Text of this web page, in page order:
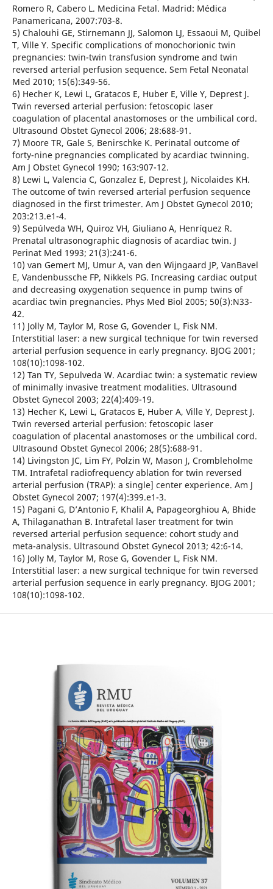
Romero R, Cabero L. Medicina Fetal. Madrid: Médica
Panamericana, 2007:703-8.
5) Chalouhi GE, Stirnemann JJ, Salomon LJ, Essaoui M, Quibel
T, Ville Y. Specific complications of monochorionic twin
pregnancies: twin-twin transfusion syndrome and twin
reversed arterial perfusion sequence. Sem Fetal Neonatal
Med 2010; 15(6):349-56.
6) Hecher K, Lewi L, Gratacos E, Huber E, Ville Y, Deprest J.
Twin reversed arterial perfusion: fetoscopic laser
coagulation of placental anastomoses or the umbilical cord.
Ultrasound Obstet Gynecol 2006; 28:688-91.
7) Moore TR, Gale S, Benirschke K. Perinatal outcome of
forty-nine pregnancies complicated by acardiac twinning.
Am J Obstet Gynecol 1990; 163:907-12.
8) Lewi L, Valencia C, Gonzalez E, Deprest J, Nicolaides KH.
The outcome of twin reversed arterial perfusion sequence
diagnosed in the first trimester. Am J Obstet Gynecol 2010;
203:213.e1-4.
9) Sepúlveda WH, Quiroz VH, Giuliano A, Henríquez R.
Prenatal ultrasonographic diagnosis of acardiac twin. J
Perinat Med 1993; 21(3):241-6.
10) van Gemert MJ, Umur A, van den Wijngaard JP, VanBavel
E, Vandenbussche FP, Nikkels PG. Increasing cardiac output
and decreasing oxygenation sequence in pump twins of
acardiac twin pregnancies. Phys Med Biol 2005; 50(3):N33-
42.
11) Jolly M, Taylor M, Rose G, Govender L, Fisk NM.
Interstitial laser: a new surgical technique for twin reversed
arterial perfusion sequence in early pregnancy. BJOG 2001;
108(10):1098-102.
12) Tan TY, Sepulveda W. Acardiac twin: a systematic review
of minimally invasive treatment modalities. Ultrasound
Obstet Gynecol 2003; 22(4):409-19.
13) Hecher K, Lewi L, Gratacos E, Huber A, Ville Y, Deprest J.
Twin reversed arterial perfusion: fetoscopic laser
coagulation of placental anastomoses or the umbilical cord.
Ultrasound Obstet Gynecol 2006; 28(5):688-91.
14) Livingston JC, Lim FY, Polzin W, Mason J, Crombleholme
TM. Intrafetal radiofrequency ablation for twin reversed
arterial perfusion (TRAP): a single] center experience. Am J
Obstet Gynecol 2007; 197(4):399.e1-3.
15) Pagani G, D’Antonio F, Khalil A, Papageorghiou A, Bhide
A, Thilaganathan B. Intrafetal laser treatment for twin
reversed arterial perfusion sequence: cohort study and
meta-analysis. Ultrasound Obstet Gynecol 2013; 42:6-14.
16) Jolly M, Taylor M, Rose G, Govender L, Fisk NM.
Interstitial laser: a new surgical technique for twin reversed
arterial perfusion sequence in early pregnancy. BJOG 2001;
108(10):1098-102.